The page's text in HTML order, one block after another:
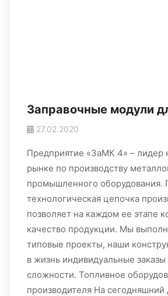
Заправочные модули
27.02.2020
Предприятие «ЗаМК 4» – лидер
рынке по производству
промышленного оборудования.
технологическая цепочка
позволяет на каждом ее этапе
качество продукции. Мы
типовые проекты, наши
в жизнь индивидуальные
сложности. Топливное
производителя На сегодняшний